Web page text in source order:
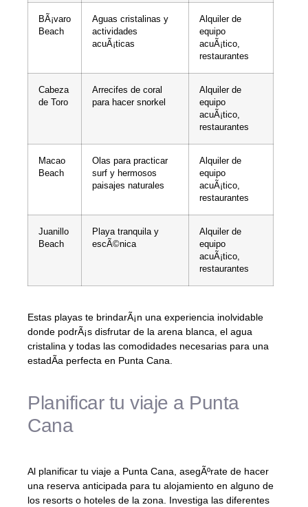
BÃ¡varo
Beach
Aguas cristalinas y
actividades
acuÃ¡ticas
Alquiler de
equipo
acuÃ¡tico,
restaurantes
Cabeza
de Toro
Arrecifes de coral
para hacer snorkel
Alquiler de
equipo
acuÃ¡tico,
restaurantes
Macao
Beach
Olas para practicar
surf y hermosos
paisajes naturales
Alquiler de
equipo
acuÃ¡tico,
restaurantes
Juanillo
Beach
Playa tranquila y
escÃ©nica
Alquiler de
equipo
acuÃ¡tico,
restaurantes
Estas playas te brindarÃ¡n una experiencia inolvidable
donde podrÃ¡s disfrutar de la arena blanca, el agua
cristalina y todas las comodidades necesarias para una
estadÃ­a perfecta en Punta Cana.
Planificar tu viaje a Punta
Cana
Al planificar tu viaje a Punta Cana, asegÃºrate de hacer
una reserva anticipada para tu alojamiento en alguno de
los resorts o hoteles de la zona. Investiga las diferentes